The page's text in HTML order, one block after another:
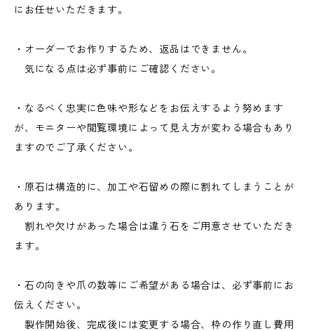
にお任せいただきます。
・オーダーでお作りするため、返品はできません。
気になる点は必ず事前にご確認ください。
・なるべく忠実に色味や形などをお伝えするよう努めます
が、モニターや閲覧環境によって見え方が変わる場合もあり
ますのでご了承ください。
・原石は構造的に、加工や石留めの際に割れてしまうことが
あります。
割れや欠けがあった場合は違う石をご用意させていただき
ます。
・石の向きや爪の数等にご希望がある場合は、必ず事前にお
伝えください。
製作開始後、完成後には変更する場合、枠の作り直し費用